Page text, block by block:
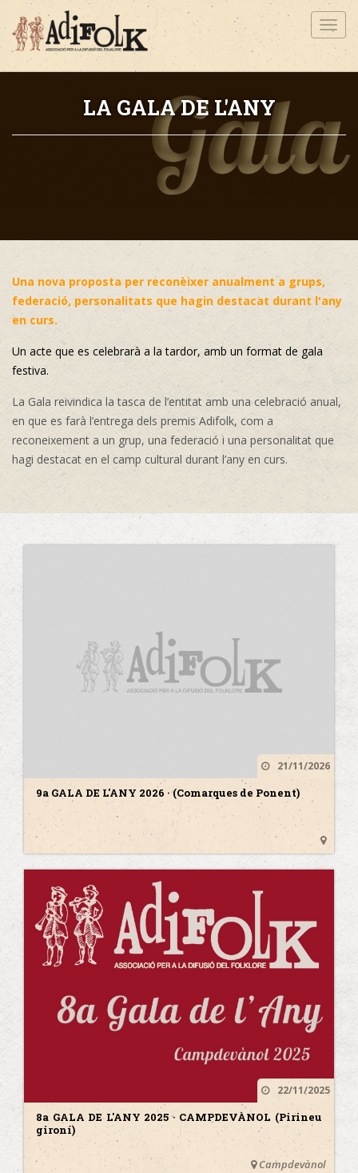
LA GALA DE L'ANY
Una nova proposta per reconèixer anualment a grups,
federació, personalitats que hagin destacat durant l'any
en curs.
Un acte que es celebrarà a la tardor, amb un format de gala
festiva.
La Gala reivindica la tasca de l’entitat amb una celebració anual,
en que es farà l’entrega dels premis Adifolk, com a
reconeixement a un grup, una federació i una personalitat que
hagi destacat en el camp cultural durant l’any en curs.
21/11/2026
9a GALA DE L'ANY 2026 · (Comarques de Ponent)
22/11/2025
8a GALA DE L'ANY 2025 · CAMPDEVÀNOL (Pirineu
gironí)
Campdevànol